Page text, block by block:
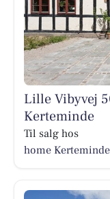
Lille Vibyvej
Kerteminde
Til salg hos
home